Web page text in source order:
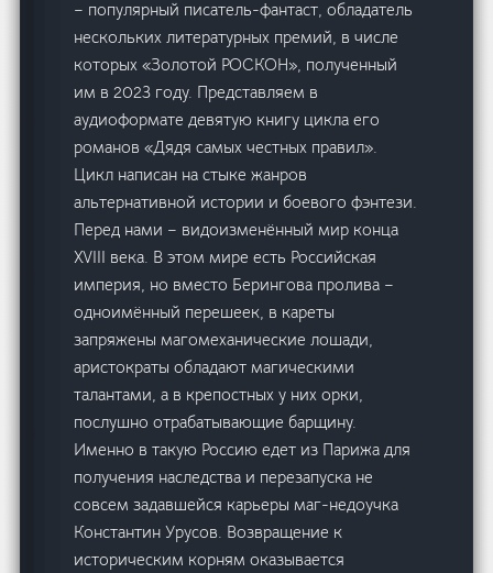
– популярный писатель-фантаст, обладатель
нескольких литературных премий, в числе
которых «Золотой РОСКОН», полученный
им в 2023 году. Представляем в
аудиоформате девятую книгу цикла его
романов «Дядя самых честных правил».
Цикл написан на стыке жанров
альтернативной истории и боевого фэнтези.
Перед нами – видоизменённый мир конца
XVIII века. В этом мире есть Российская
империя, но вместо Берингова пролива –
одноимённый перешеек, в кареты
запряжены магомеханические лошади,
аристократы обладают магическими
талантами, а в крепостных у них орки,
послушно отрабатывающие барщину.
Именно в такую Россию едет из Парижа для
получения наследства и перезапуска не
совсем задавшейся карьеры маг-недоучка
Константин Урусов. Возвращение к
историческим корням оказывается